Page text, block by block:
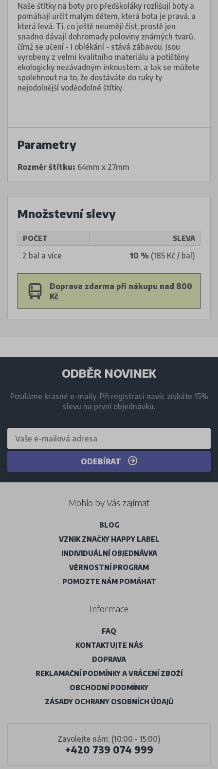
Naše štítky na boty pro předškoláky rozlišují boty a
pomáhají určit malým dětem, která bota je pravá, a
která levá. Ti, co ještě neumějí číst, prostě jen
snadno dávají dohromady poloviny známých tvarů,
čímž se učení - I oblékání - stává zábavou. Jsou
vyrobeny z velmi kvalitního materiálu a potištěny
ekologicky nezávadným inkoustem, a tak se můžete
spolehnout na to, že dostáváte do ruky ty
nejodolnější voděodolné štítky.
Parametry
Rozměr štítku: 64mm x 27mm
Množstevní slevy
POČET SLEVA
2 bal a více 10 % (185 Kč / bal)
Doprava zdarma při nákupu nad 800
Kč
ODBĚR NOVINEK
Posíláme krásné e-maily. Při registraci navíc získáte 15%
slevu na první objednávku.
ODEBÍRAT
Zavolejte nám: (10:00 - 15:00)
+420 739 074 999
Mohlo by Vás zajímat
BLOG
VZNIK ZNAČKY HAPPY LABEL
INDIVIDUÁLNÍ OBJEDNÁVKA
VĚRNOSTNÍ PROGRAM
POMOZTE NÁM POMÁHAT
Informace
FAQ
KONTAKTUJTE NÁS
DOPRAVA
REKLAMAČNÍ PODMÍNKY A VRÁCENÍ ZBOŽÍ
OBCHODNÍ PODMÍNKY
ZÁSADY OCHRANY OSOBNÍCH ÚDAJŮ